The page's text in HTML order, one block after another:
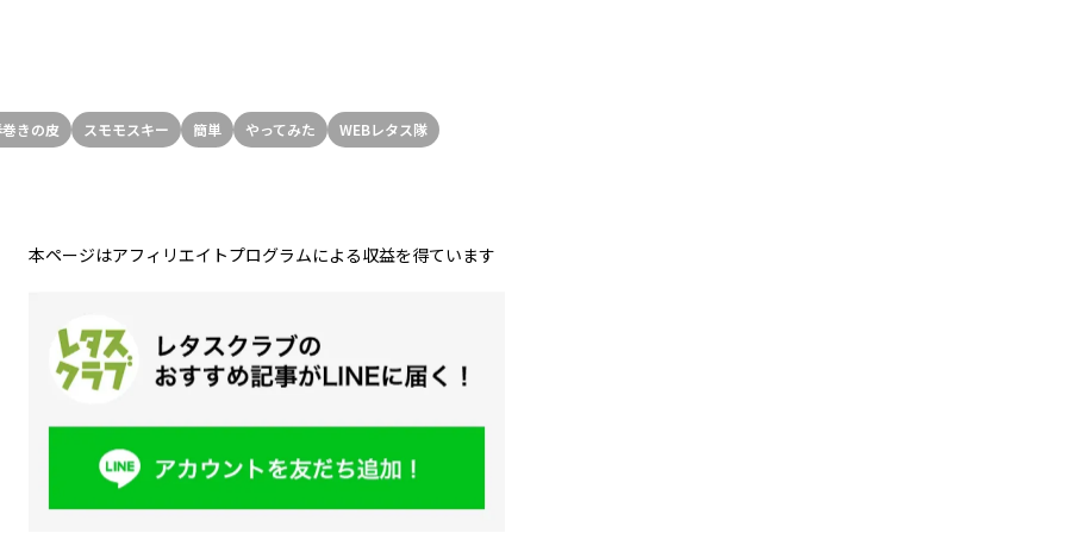
きの皮 スモモスキー 簡単 やってみた WEBレタス隊
本ページはアフィリエイトプログラムによる収益を得ています